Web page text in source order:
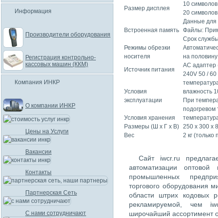
Размер дисплея
10
20
Встроенная память
Данные для
Файлы:
Срок
Режимы обрезки
носителя
на половину
Источник питания
AC адаптер
240V 50 / 60
Условия
эксплуатации
влажность
При
подогревом
Условия хранения
Размеры (Ш x Г x В) 250 x 300 x
Вес
2 кг (только
Сайт iwcr.ru
автоматизации
промышленных
торгового оборудования
области штрих кодовых
рекламируемой, чем
широчайший ассортимент
Информация
Производители оборудования
Регистрация контрольно-
кассовых машин (ККМ)
Компания ИНКР
О компании ИНКР
Цены на Услуги
Вакансии
Контакты
Партнерская Сеть
С нами сотрудничают